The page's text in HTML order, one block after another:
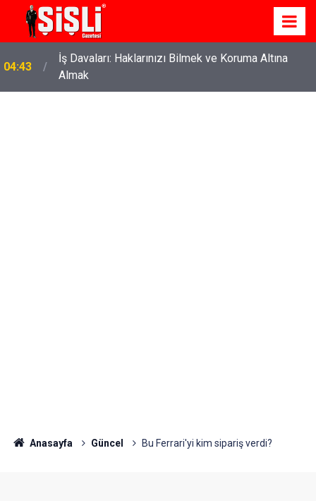
04:43
İş Davaları: Haklarınızı Bilmek ve Koruma Altına
Almak
Anasayfa Güncel Bu Ferrari'yi kim sipariş verdi?